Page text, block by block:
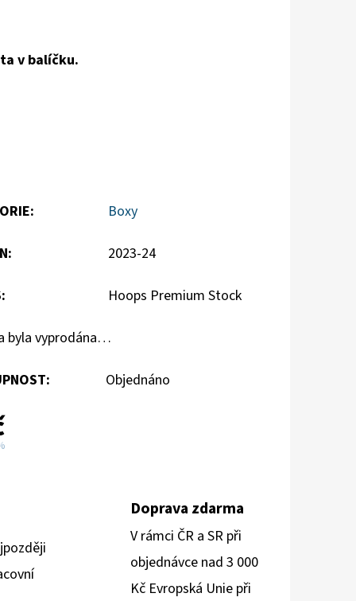
v balíčku.
: Boxy
: 2023-24
: Hoops Premium Stock
byla vyprodána…
Objednáno
Doprava zdarma
V rámci ČR a SR při
objednávce nad 3 000
Kč Evropská Unie při